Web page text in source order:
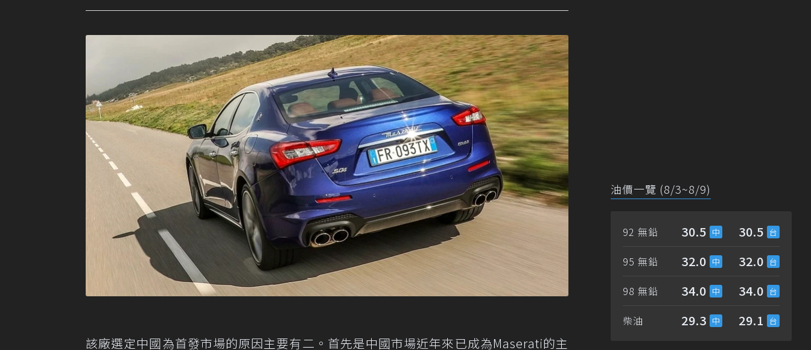
該廠選定中國為首發市場的原因主要有二。首先是中國市場近年來已成為Maserati的主
油價一覽 (8/3~8/9)
92 無鉛 30.5 30.5
95 無鉛 32.0 32.0
98 無鉛 34.0 34.0
柴油 29.3 29.1